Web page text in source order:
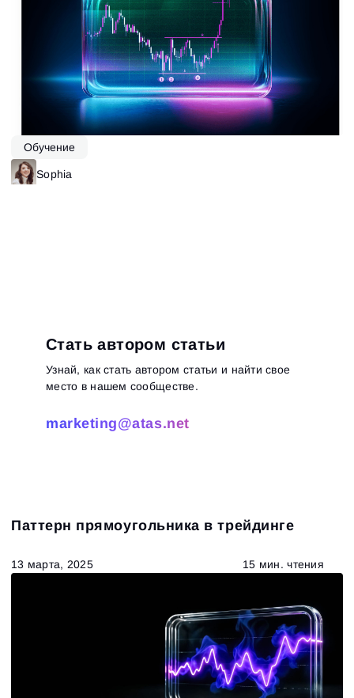
Обучение
Sophia
Стать автором статьи
Узнай, как стать автором статьи и найти свое
место в нашем сообществе.
marketing@atas.net
Паттерн прямоугольника в трейдинге
13 марта, 2025 15 мин. чтения